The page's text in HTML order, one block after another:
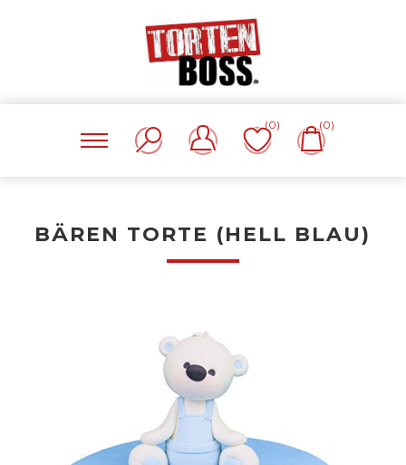
(0) (0)
BÄREN TORTE (HELL BLAU)